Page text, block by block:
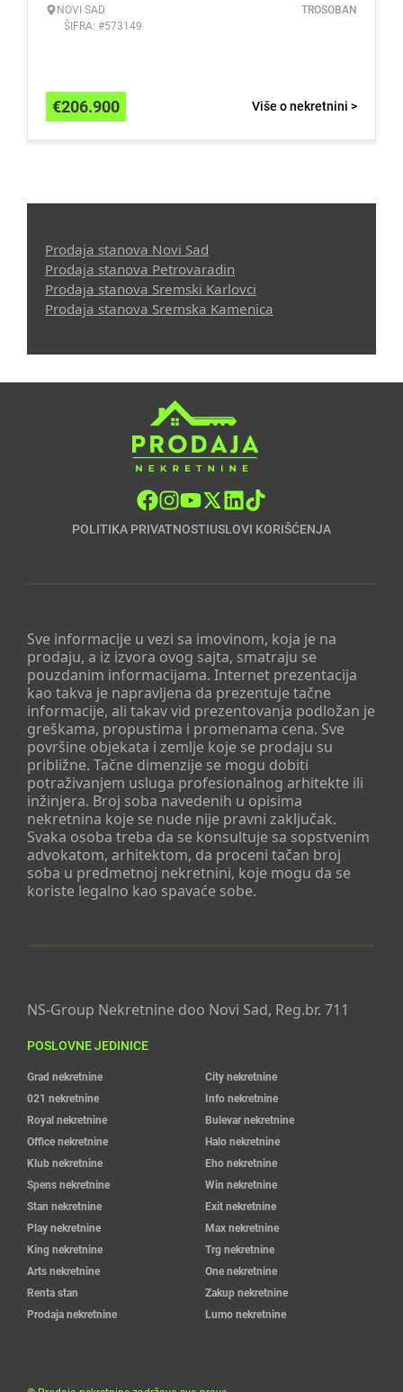
NOVI SAD
ŠIFRA: #573149
TROSOBAN
Više o nekretnini >
€206.900
Prodaja stanova Novi Sad
Prodaja stanova Petrovaradin
Prodaja stanova Sremski Karlovci
Prodaja stanova Sremska Kamenica
POLITIKA PRIVATNOSTIUSLOVI KORIŠĆENJA
Sve informacije u vezi sa imovinom, koja je na
prodaju, a iz izvora ovog sajta, smatraju se
pouzdanim informacijama. Internet prezentacija
kao takva je napravljena da prezentuje tačne
informacije, ali takav vid prezentovanja podložan je
greškama, propustima i promenama cena. Sve
površine objekata i zemlje koje se prodaju su
približne. Tačne dimenzije se mogu dobiti
potraživanjem usluga profesionalnog arhitekte ili
inžinjera. Broj soba navedenih u opisima
nekretnina koje se nude nije pravni zaključak.
Svaka osoba treba da se konsultuje sa sopstvenim
advokatom, arhitektom, da proceni tačan broj
soba u predmetnoj nekretnini, koje mogu da se
koriste legalno kao spavaće sobe.
NS-Group Nekretnine doo Novi Sad, Reg.br. 711
POSLOVNE JEDINICE
Grad nekretnine
City nekretnine
021 nekretnine
Info nekretnine
Royal nekretnine
Bulevar nekretnine
Office nekretnine
Halo nekretnine
Klub nekretnine
Eho nekretnine
Spens nekretnine
Win nekretnine
Stan nekretnine
Exit nekretnine
Play nekretnine
Max nekretnine
King nekretnine
Trg nekretnine
Arts nekretnine
One nekretnine
Renta stan
Zakup nekretnine
Prodaja nekretnine
Lumo nekretnine